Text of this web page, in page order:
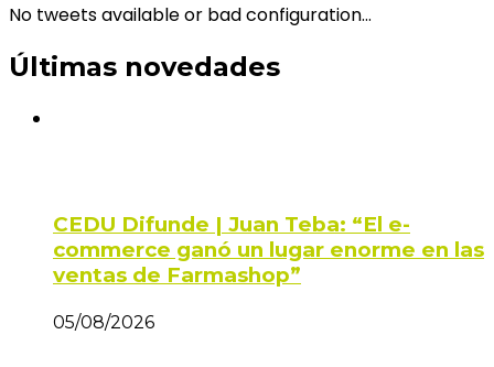
No tweets available or bad configuration...
Últimas novedades
CEDU Difunde | Juan Teba: “El e-
commerce ganó un lugar enorme en las
ventas de Farmashop”
05/08/2026